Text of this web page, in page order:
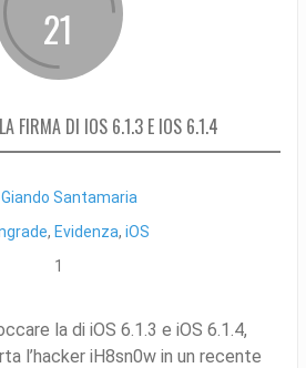
21
FIRMA DI IOS 6.1.3 E IOS 6.1.4
Giando Santamaria
, Evidenza,iOS
1
la di iOS 6.1.3 e iOS 6.1.4,
l’hacker iH8sn0w in un recente